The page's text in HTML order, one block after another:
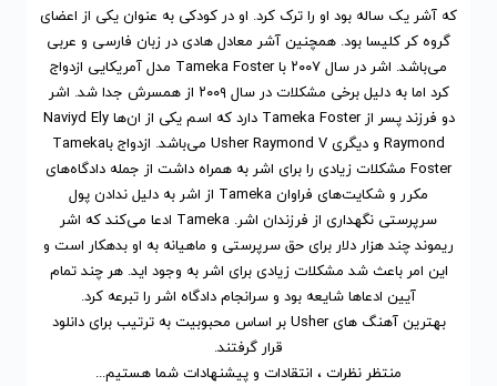
که آشر یک ساله بود او را ترک کرد. او در کودکی به عنوان یکی از اعضای
گروه کر کلیسا بود. همچنین آشر معادل هادی در زبان فارسی و عربی
می‌باشد. اشر در سال ۲۰۰۷ با Tameka Foster مدل آمریکایی ازدواج
کرد اما به دلیل برخی مشکلات در سال ۲۰۰۹ از همسرش جدا شد. اشر
دو فرزند پسر از Tameka Foster دارد که اسم یکی از ان‌ها Naviyd Ely
Raymond و دیگری Usher Raymond V می‌باشد. ازدواج باTameka
Foster مشکلات زیادی را برای اشر به همراه داشت از جمله دادگاه‌های
مکرر و شکایت‌های فراوان Tameka از اشر به دلیل ندادن پول
سرپرستی نگهداری از فرزندان اشر. Tameka ادعا می‌کند که اشر
ریموند چند هزار دلار برای حق سرپرستی و ماهیانه به او بدهکار است و
این امر باعث شد مشکلات زیادی برای اشر به وجود اید. هر چند تمام
آیین ادعاها شایعه بود و سرانجام دادگاه اشر را تبرعه کرد.
بهترین آهنگ های Usher
بر اساس محبوبیتبه ترتیب برایدانلود
قرار گرفتند.
منتظر نظرات ، انتقادات و پیشنهادات شما هستیم...